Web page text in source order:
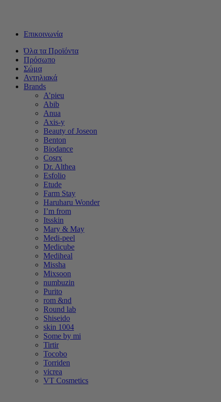
Επικοινωνία
Όλα τα Προϊόντα
Πρόσωπο
Σώμα
Αντηλιακά
Brands
A’pieu
Abib
Anua
Axis-y
Beauty of Joseon
Benton
Biodance
Cosrx
Dr. Althea
Esfolio
Etude
Farm Stay
Haruharu Wonder
I’m from
Itsskin
Mary & May
Medi-peel
Medicube
Mediheal
Missha
Mixsoon
numbuzin
Purito
rom &nd
Round lab
Shiseido
skin 1004
Some by mi
Tirtir
Tocobo
Torriden
vicrea
VT Cosmetics